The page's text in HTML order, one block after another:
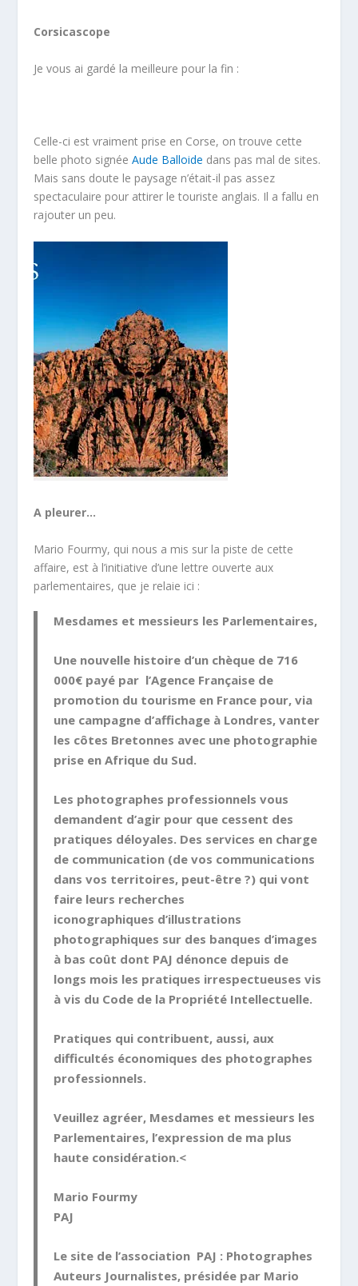
Corsicascope
Je vous ai gardé la meilleure pour la fin :
Celle-ci est vraiment prise en Corse, on trouve cette
belle photo signéeAude Balloide dans pas mal de sites.
Mais sans doute le paysage n’était-il pas assez
spectaculaire pour attirer le touriste anglais. Il a fallu en
rajouter un peu.
A pleurer…
Mario Fourmy, qui nous a mis sur la piste de cette
affaire, est à l’initiative d’une lettre ouverte aux
parlementaires, que je relaie ici :
Mesdames et messieurs les Parlementaires,
Une nouvelle histoire d’un chèque de 716
000€ payé par l’Agence Française de
promotion du tourisme en France pour, via
une campagne d’affichage à Londres, vanter
les côtes Bretonnes avec une photographie
prise en Afrique du Sud.
Les photographes professionnels vous
demandent d’agir pour que cessent des
pratiques déloyales. Des services en charge
de communication (de vos communications
dans vos territoires, peut-être ?) qui vont
faire leurs recherches
iconographiques d’illustrations
photographiques sur des banques d’images
à bas coût dont PAJ dénonce depuis de
longs mois les pratiques irrespectueuses vis
à vis du Code de la Propriété Intellectuelle.
Pratiques qui contribuent, aussi, aux
difficultés économiques des photographes
professionnels.
Veuillez agréer, Mesdames et messieurs les
Parlementaires, l’expression de ma plus
haute considération.<
Mario Fourmy
PAJ
Le site de l’association PAJ : Photographes
Auteurs Journalistes, présidée par Mario